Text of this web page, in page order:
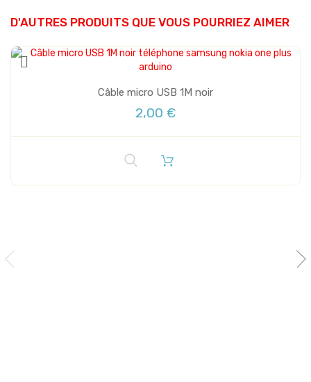
D'AUTRES PRODUITS QUE VOUS POURRIEZ AIMER
Câble micro USB 1M noir
2,00 €